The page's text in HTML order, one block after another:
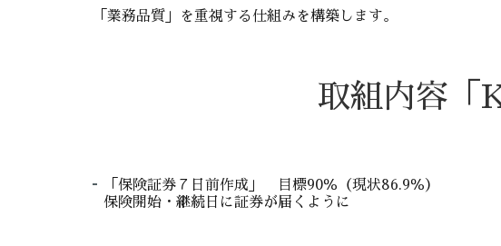
「業務品質」を重視する仕組みを構築します。
取組内容「
「保険証券７日前作成」 目標90％（現状86.9％）
保険開始・継続日に証券が届くように